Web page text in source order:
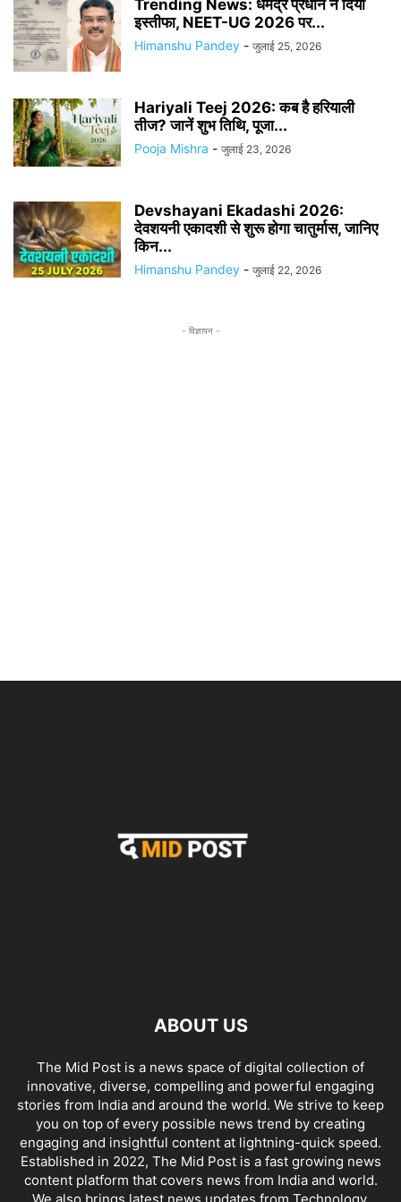
Trending News: धर्मेंद्र प्रधान ने दिया
इस्तीफा, NEET-UG 2026 पर...
Himanshu Pandey - जुलाई 25, 2026
Hariyali Teej 2026: कब है हरियाली
तीज? जानें शुभ तिथि, पूजा...
Pooja Mishra - जुलाई 23, 2026
Devshayani Ekadashi 2026:
देवशयनी एकादशी से शुरू होगा चातुर्मास, जानिए
किन...
Himanshu Pandey - जुलाई 22, 2026
- विज्ञापन -
ABOUT US
The Mid Post is a news space of digital collection of
innovative, diverse, compelling and powerful engaging
stories from India and around the world. We strive to keep
you on top of every possible news trend by creating
engaging and insightful content at lightning-quick speed.
Established in 2022, The Mid Post is a fast growing news
content platform that covers news from India and world.
We also brings latest news updates from Technology,